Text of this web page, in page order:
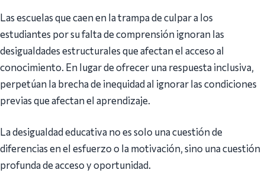
Las escuelas que caen en la trampa de culpar a los
estudiantes por su falta de comprensión ignoran las
desigualdades estructurales que afectan el acceso al
conocimiento. En lugar de ofrecer una respuesta inclusiva,
perpetúan la brecha de inequidad al ignorar las condiciones
previas que afectan el aprendizaje.
La desigualdad educativa no es solo una cuestión de
diferencias en el esfuerzo o la motivación, sino una cuestión
profunda de acceso y oportunidad.